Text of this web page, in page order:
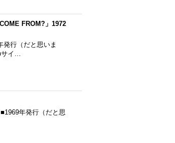
FROM?」1972
行（だと思いま
サイ…
年発行（だと思